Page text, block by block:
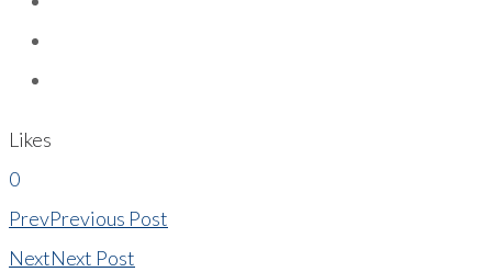
Likes
0
PrevPrevious Post
NextNext Post